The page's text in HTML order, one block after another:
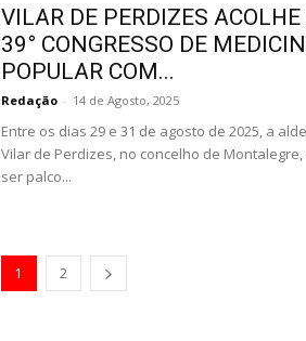
VILAR DE PERDIZES ACOLHE
39° CONGRESSO DE
POPULAR COM...
Redação - 14 de Agosto, 2025
Entre os dias 29 e 31 de agosto de 2025, a
Vilar de Perdizes, no concelho de Montalegre,
ser palco...
1 2